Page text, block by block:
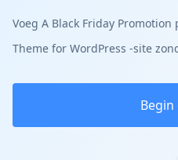
Voeg A Black Friday
Theme for WordPress -site